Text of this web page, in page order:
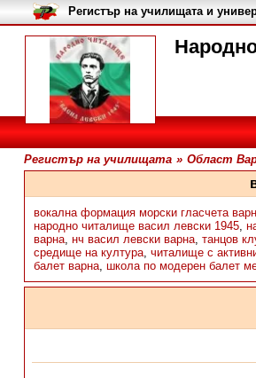
Регистър на училищата и
Регистър на училищата » Област
вокална формация морски гласчета
народно читалище васил левски 1945,
варна, нч васил левски варна, танцов
средище на култура, читалище с
балет варна, школа по модерен балет